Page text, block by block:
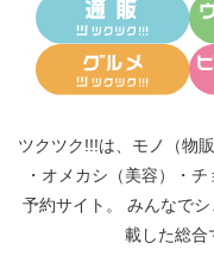
ツクツク!!!は、 モノ（物販
・ オメカシ（美容） ・ チ
予約サイト。
みんなでシ
載した総合